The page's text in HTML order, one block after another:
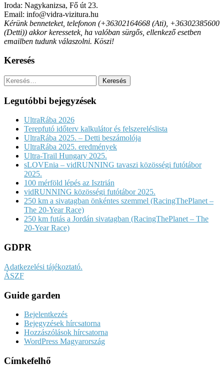
Iroda: Nagykanizsa, Fő út 23.
Email: info@vidra-vizitura.hu
Kérünk benneteket, telefonon (+36302164668 (Ati), +36302385600
(Detti)) akkor keressetek, ha valóban sürgős, ellenkező esetben
emailben tudunk válaszolni. Köszi!
Keresés
Keresés:
Legutóbbi bejegyzések
UltraRába 2026
Terepfutó időterv kalkulátor és felszereléslista
UltraRába 2025. – Detti beszámolója
UltraRába 2025. eredmények
Ultra-Trail Hungary 2025.
sLOVEnia – vidRUNNING tavaszi közösségi futótábor
2025.
100 mérföld lépés az Isztrián
vidRUNNING közösségi futótábor 2025.
250 km a sivatagban önkéntes szemmel (RacingThePlanet –
The 20-Year Race)
250 km futás a Jordán sivatagban (RacingThePlanet – The
20-Year Race)
GDPR
Adatkezelési tájékoztató.
ÁSZF
Guide garden
Bejelentkezés
Bejegyzések hírcsatorna
Hozzászólások hírcsatorna
WordPress Magyarország
Címkefelhő